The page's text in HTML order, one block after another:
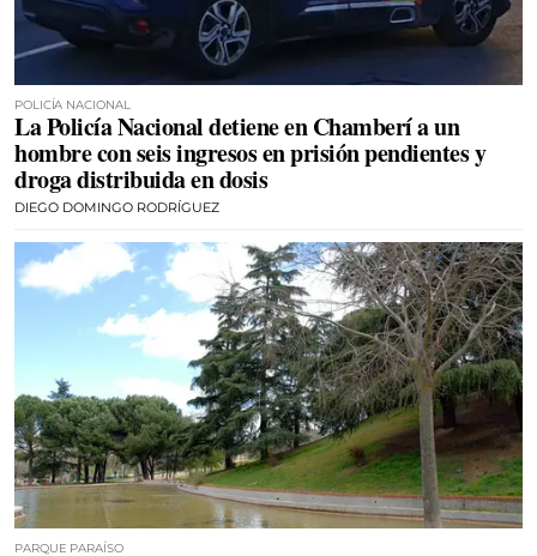
POLICÍA NACIONAL
La Policía Nacional detiene en Chamberí a un
hombre con seis ingresos en prisión pendientes y
droga distribuida en dosis
DIEGO DOMINGO RODRÍGUEZ
PARQUE PARAÍSO